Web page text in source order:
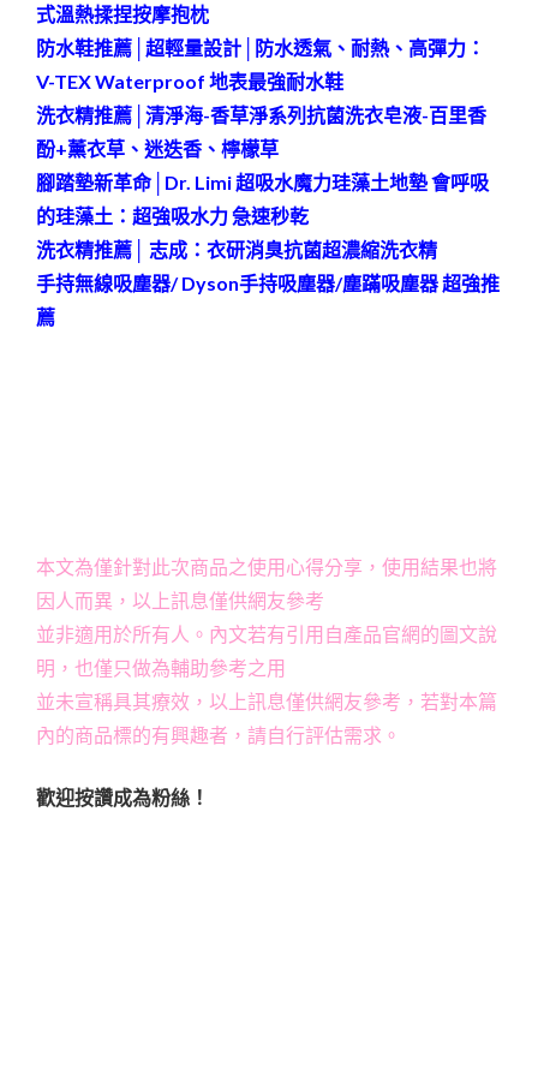
式溫熱揉捏按摩抱枕
防水鞋推薦│超輕量設計│防水透氣、耐熱、高彈力：
V-TEX Waterproof 地表最強耐水鞋
洗衣精推薦│清淨海-香草淨系列抗菌洗衣皂液-百里香
酚+薰衣草、迷迭香、檸檬草
腳踏墊新革命│Dr. Limi 超吸水魔力珪藻土地墊 會呼吸
的珪藻土：超強吸水力 急速秒乾
洗衣精推薦│ 志成：衣研消臭抗菌超濃縮洗衣精
手持無線吸塵器/ Dyson手持吸塵器/塵蹣吸塵器 超強推
薦
本文為僅針對此次商品之使用心得分享，使用結果也將
因人而異，以上訊息僅供網友參考
並非適用於所有人。內文若有引用自產品官網的圖文說
明，也僅只做為輔助參考之用
並未宣稱具其療效，以上訊息僅供網友參考，若對本篇
內的商品標的有興趣者，請自行評估需求。
歡迎按讚成為粉絲！